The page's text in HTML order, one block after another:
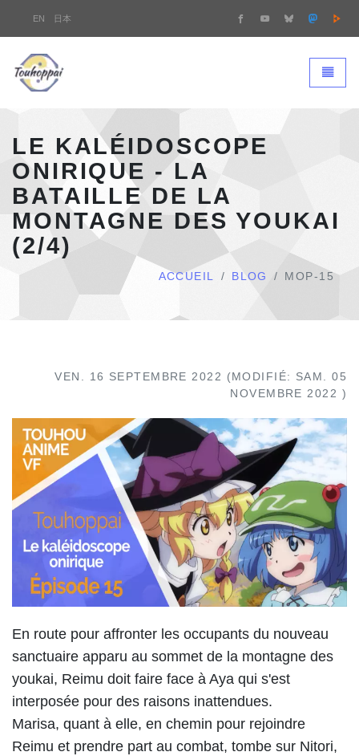
EN 日本
LE KALÉIDOSCOPE
ONIRIQUE - LA
BATAILLE DE LA
MONTAGNE DES YOUKAI
(2/4)
ACCUEIL BLOG MOP-15
VEN. 16 SEPTEMBRE 2022 (MODIFIÉ: SAM. 05
NOVEMBRE 2022 )
En route pour affronter les occupants du nouveau
sanctuaire apparu au sommet de la montagne des
youkai, Reimu doit faire face à Aya qui s'est
interposée pour des raisons inattendues.
Marisa, quant à elle, en chemin pour rejoindre
Reimu et prendre part au combat, tombe sur Nitori,